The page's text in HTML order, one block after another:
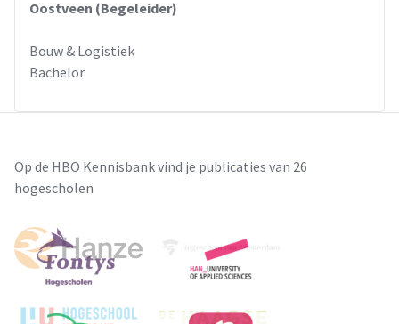
Oostveen (Begeleider)
Bouw & Logistiek
Bachelor
Op de HBO Kennisbank vind je publicaties van 26
hogescholen